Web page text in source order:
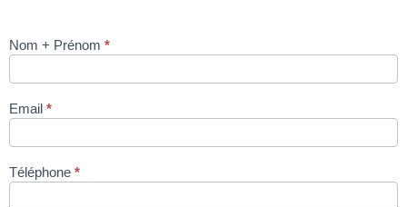
Thermoformeuse
condromat.be
Nom + Prénom *
Email *
Téléphone *